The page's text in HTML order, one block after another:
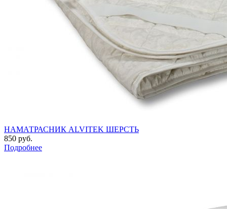
НАМАТРАСНИК ALVITEK ШЕРСТЬ
850 руб.
Подробнее